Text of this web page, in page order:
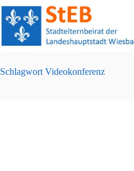
Zum
Inhalt
springen
Schlagwort Videokonferenz